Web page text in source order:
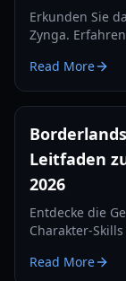
Erkunden Sie
Zynga.
unserem Guide
Read More
Leitfaden
2026
Entdecke die
Charakter-
2026 auf
Read More